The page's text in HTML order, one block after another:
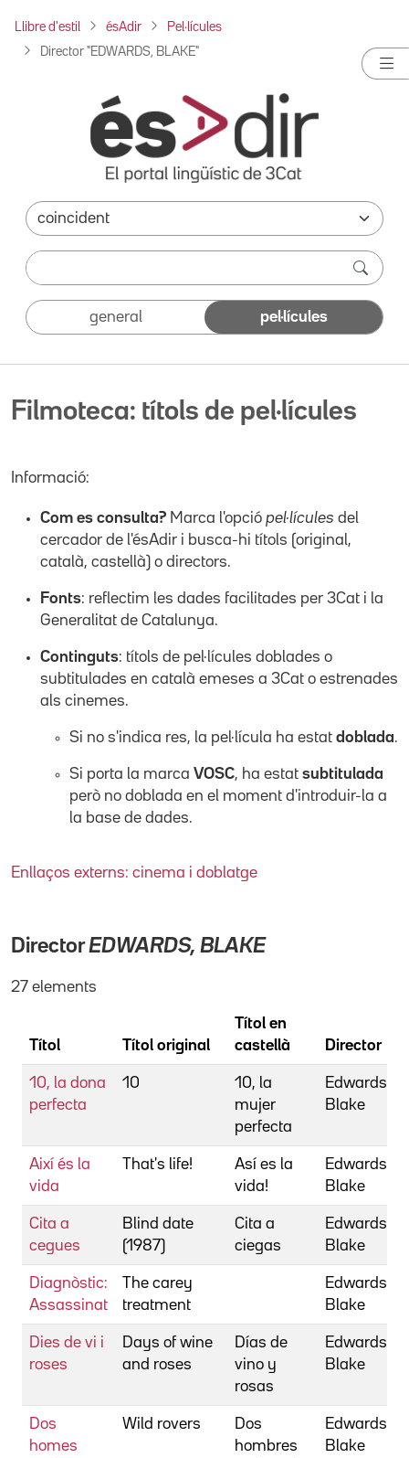
Llibre d'estil ésAdir Pel·lícules
Director "EDWARDS, BLAKE"
general pel·lícules
Filmoteca: títols de pel·lícules
Informació:
Com es consulta? Marca l'opció pel·lícules del
cercador de l'ésAdir i busca-hi títols (original,
català, castellà) o directors.
Fonts: reflectim les dades facilitades per 3Cat i la
Generalitat de Catalunya.
Continguts: títols de pel·lícules doblades o
subtitulades en català emeses a 3Cat o estrenades
als cinemes.
Si no s'indica res, la pel·lícula ha estat doblada.
Si porta la marca VOSC, ha estat subtitulada
però no doblada en el moment d'introduir-la a
la base de dades.
Enllaços externs: cinema i doblatge
DirectorEDWARDS, BLAKE
27 elements
Títol Títol original
Títol en
castellà
Director
10, la dona
perfecta
10
10, la
mujer
perfecta
Edwards,
Blake
Així és la
vida
That's life!
Así es la
vida!
Edwards,
Blake
Cita a
cegues
Blind date
(1987)
Cita a
ciegas
Edwards,
Blake
Diagnòstic:
Assassinat
The carey
treatment
Edwards,
Blake
Dies de vi i
roses
Days of wine
and roses
Días de
vino y
rosas
Edwards,
Blake
Dos
homes
Wild rovers
Dos
hombres
Edwards,
Blake